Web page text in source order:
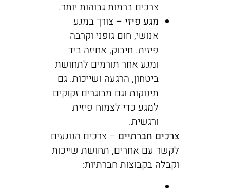
צרכים ברמות גבוהות יותר.
מגע פיזי– צורך במגע
אנושי, חום גופני וקרבה
פיזית. חיבוק, אחיזה ביד
ומגע אחר תורמים לתחושת
ביטחון, הרגעה ושייכות. גם
תינוקות וגם מבוגרים זקוקים
למגע כדי לצמוח פיזית
ורגשית.
צרכים חברתיים– צרכים הנוגעים
לקשר עם אחרים, תחושת שייכות
וקבלה בקבוצות חברתיות: